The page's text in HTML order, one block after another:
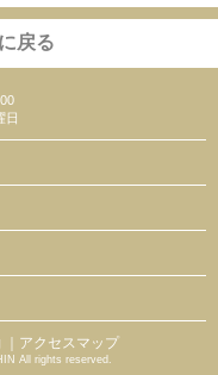
戻る
日
｜アクセスマップ
All rights reserved.